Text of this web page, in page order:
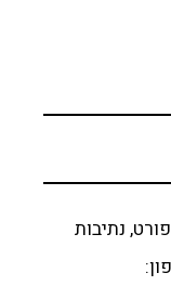
נתיבות